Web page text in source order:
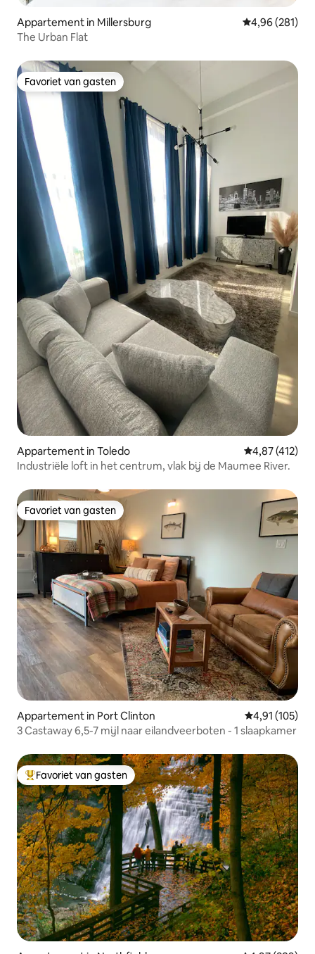
Appartement in Millersburg Gemiddelde
4,96 (281)
The Urban Flat
Favoriet van gasten
Favoriet van gasten
Appartement in Toledo Gemiddelde
4,87 (412)
Industriële loft in het centrum, vlak bij de Maumee River.
Favoriet van gasten
Favoriet van gasten
Appartement in Port Clinton Gemiddelde
4,91 (105)
3 Castaway 6,5-7 mijl naar eilandveerboten - 1 slaapkamer
Topfavoriet van gasten
Favoriet van gasten